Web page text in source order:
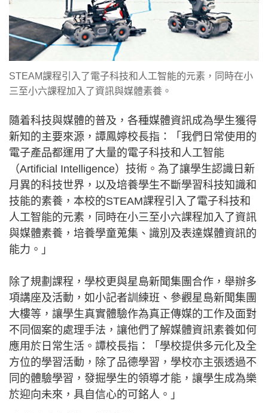
STEAM課程引入了電子科技和人工智能的元素，同時在小
三至小六課程加入了資訊與媒體素養。
隨着科技與媒體的普及，各種媒體資訊成為學生獲得
新知的主要來源，譚鳳婷校長指：「我們日常使用的
電子產品都運用了大量的電子科技和人工智能
（Artificial Intelligence）技術。為了讓學生認識日新
月異的科技世界，以及培養學生不斷學習科技知識和
技能的素養，本校的STEAM課程引入了電子科技和
人工智能的元素，同時在小三至小六課程加入了資訊
與媒體素養，培養學童蒐集、識別及表達媒體資訊的
能力。」
除了規劃課程，學校更與星島新聞集團合作，舉辦多
項講座及活動，如小記者訓練班、參觀星島新聞集團
大樓等，讓學生真實體驗作為真正傳媒的工作及面對
不同個案的處理手法，讓他們了解媒體資訊素養如何
應用於日常生活。譚校長指：「學校提供多元化及全
方位的學習活動，除了品德學習，學校亦主張透過不
同的體驗學習，發掘學生的領導才能，讓學生成為樂
於迎向未來，具自信心的可銘人。」